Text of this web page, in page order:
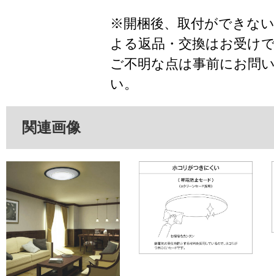
※開梱後、取付ができな
よる返品・交換はお受け
ご不明な点は事前にお問
い。
関連画像